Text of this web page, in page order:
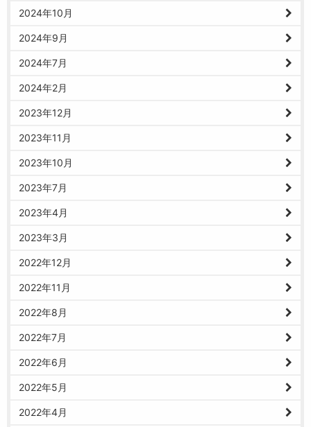
2024年10月
2024年9月
2024年7月
2024年2月
2023年12月
2023年11月
2023年10月
2023年7月
2023年4月
2023年3月
2022年12月
2022年11月
2022年8月
2022年7月
2022年6月
2022年5月
2022年4月